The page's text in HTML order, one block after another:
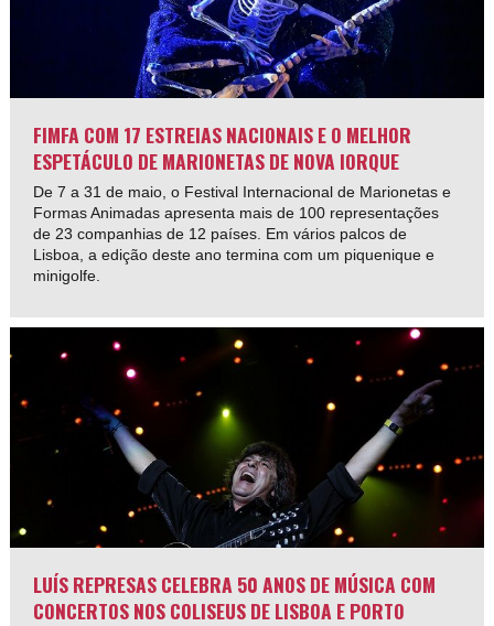
FIMFA COM 17 ESTREIAS NACIONAIS E O MELHOR
ESPETÁCULO DE MARIONETAS DE NOVA IORQUE
De 7 a 31 de maio, o Festival Internacional de Marionetas e
Formas Animadas apresenta mais de 100 representações
de 23 companhias de 12 países. Em vários palcos de
Lisboa, a edição deste ano termina com um piquenique e
minigolfe.
LUÍS REPRESAS CELEBRA 50 ANOS DE MÚSICA COM
CONCERTOS NOS COLISEUS DE LISBOA E PORTO